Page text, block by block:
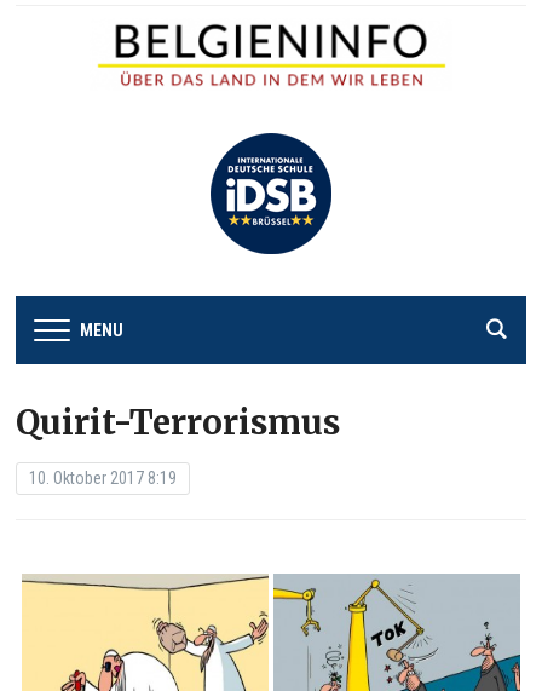
MENU
Quirit-Terrorismus
10. Oktober 2017 8:19